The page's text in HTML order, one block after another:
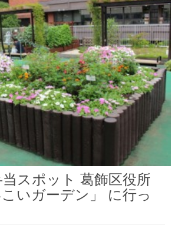
スポット 葛飾区役所
こいガーデン」 に行っ